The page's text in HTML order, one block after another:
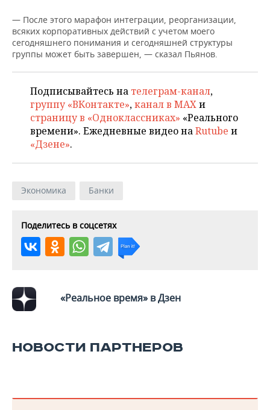
ХОККЕЙ С МЯЧОМ
ПРОИСШЕСТВИЯ
— После этого марафон интеграции, реорганизации,
всяких корпоративных действий с учетом моего
сегодняшнего понимания и сегодняшней структуры
группы может быть завершен, — сказал Пьянов.
Подписывайтесь на телеграм-канал,
группу «ВКонтакте»,канал в MAXи
страницу в «Одноклассниках» «Реального
времени». Ежедневные видео наRutube и
«Дзене».
Экономика Банки
Поделитесь в соцсетях
«Реальное время» в Дзен
НОВОСТИ ПАРТНЕРОВ